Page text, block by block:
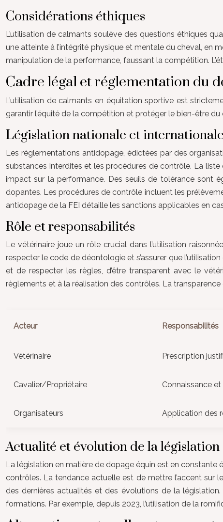
Considérations éthiques
L’utilisation de calmants soulève des questions éthiques
une atteinte à l’intégrité physique et mentale du cheval, en
manipulation de la performance, faussant la compétition.
Cadre légal et réglementation du
L’utilisation de calmants en équitation sportive est
garantir l’équité de la compétition et protéger le bien-être
Législation nationale et internationale
Les réglementations antidopage, édictées par des
substances interdites et les procédures de contrôle. La
impact sur la performance. Des seuils de tolérance sont
dopantes. Les procédures de contrôle incluent les
antidopage de la FEI détaille les sanctions applicables en
Rôle et responsabilités
Le vétérinaire joue un rôle crucial dans l’utilisation
respecter le code de déontologie et s’assurer que
et de respecter les règles, d’être transparent avec le
règlements et à la réalisation des contrôles. La transparence
Acteur Responsabilités
Vétérinaire Prescription
Cavalier/Propriétaire Connaissance
Organisateurs Application des
Actualité et évolution de la législation
La législation en matière de dopage équin est en constante
contrôles. La tendance actuelle est de mettre l’accent sur
des dernières actualités et des évolutions de la
formations. Par exemple, depuis 2023, l’utilisation de la